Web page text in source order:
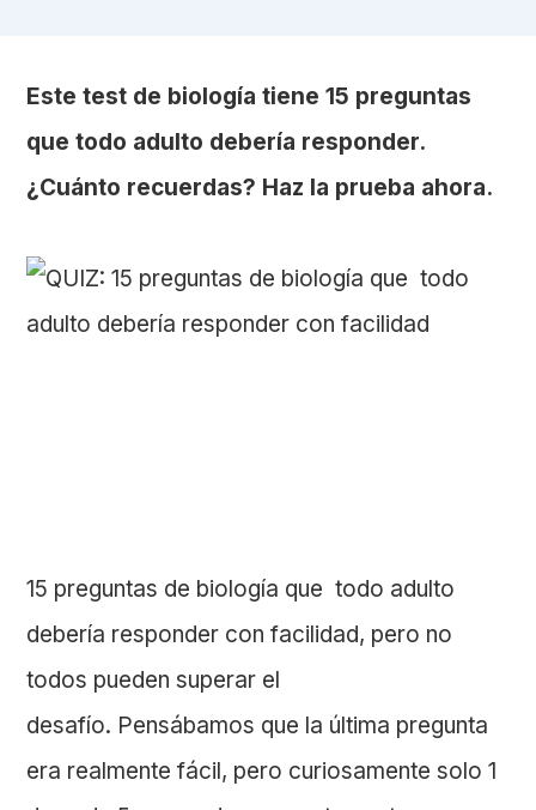
Este test de biología tiene 15 preguntas
que todo adulto debería responder.
¿Cuánto recuerdas? Haz la prueba ahora.
15 preguntas de biología que todo adulto
debería responder con facilidad, pero no
todos pueden superar el
desafío. Pensábamos que la última pregunta
era realmente fácil, pero curiosamente solo 1